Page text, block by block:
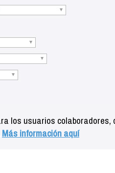
los usuarios colaboradores,
Más información aquí